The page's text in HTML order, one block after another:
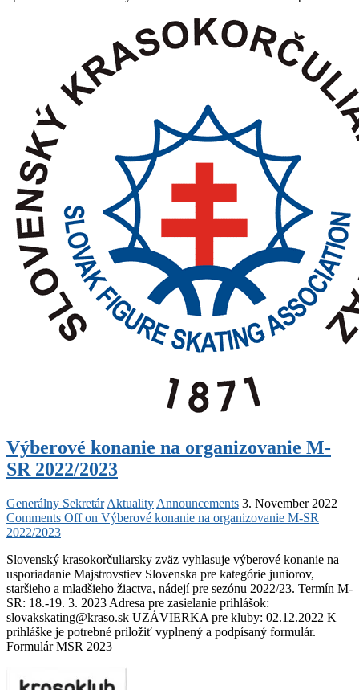
Výberové konanie na organizovanie M-
SR 2022/2023
Generálny Sekretár Aktuality Announcements 3. November 2022
Comments Offon Výberové konanie na organizovanie M-SR
2022/2023
Slovenský krasokorčuliarsky zväz vyhlasuje výberové konanie na
usporiadanie Majstrovstiev Slovenska pre kategórie juniorov,
staršieho a mladšieho žiactva, nádejí pre sezónu 2022/23. Termín M-
SR: 18.-19. 3. 2023 Adresa pre zasielanie prihlášok:
slovakskating@kraso.sk UZÁVIERKA pre kluby: 02.12.2022 K
prihláške je potrebné priložiť vyplnený a podpísaný formulár.
Formulár MSR 2023